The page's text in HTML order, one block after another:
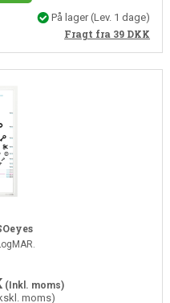
På lager(Lev. 1 dage)
Fragt fra 39 DKK
(Inkl. moms)
moms)